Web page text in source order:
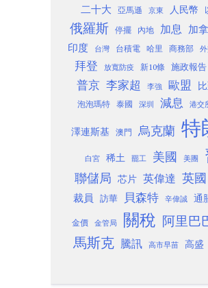
二十大 亞馬遜 京東 人民幣
俄羅斯 停擺 內地 加息 加
印度
台灣 台積電 哈里 商務部
拜登 放寬防疫 新10條 施政報告
普京 李家超 李強 歐盟
泡泡瑪特 泰國 深圳 減息 港交
澤連斯基 澳門 烏克蘭 特
白宮 稀土 罷工 美國 美團
聯儲局 芯片 英偉達 英國
裁員 訪華 貝森特 辛偉誠 通
金價 金管局 關稅 阿里巴
馬斯克 騰訊 高市早苗 高盛